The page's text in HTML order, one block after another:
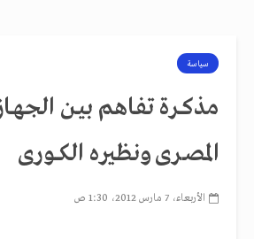
سياسة
مذكــرة تفـاهم بيـن
المصـرى ونظـيره الكــورى
الأربعاء، 7 مارس 2012، 1:30 ص